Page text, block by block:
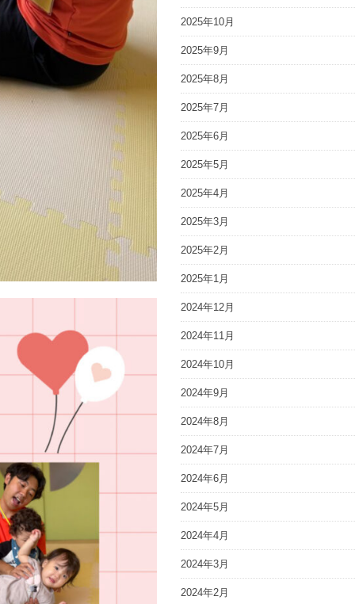
2025年10月
2025年9月
2025年8月
2025年7月
2025年6月
2025年5月
2025年4月
2025年3月
2025年2月
2025年1月
2024年12月
2024年11月
2024年10月
2024年9月
2024年8月
2024年7月
2024年6月
2024年5月
2024年4月
2024年3月
2024年2月